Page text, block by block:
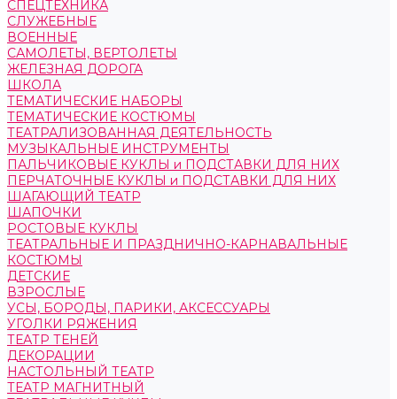
СПЕЦТЕХНИКА
СЛУЖЕБНЫЕ
ВОЕННЫЕ
САМОЛЕТЫ, ВЕРТОЛЕТЫ
ЖЕЛЕЗНАЯ ДОРОГА
ШКОЛА
ТЕМАТИЧЕСКИЕ НАБОРЫ
ТЕМАТИЧЕСКИЕ КОСТЮМЫ
ТЕАТРАЛИЗОВАННАЯ ДЕЯТЕЛЬНОСТЬ
МУЗЫКАЛЬНЫЕ ИНСТРУМЕНТЫ
ПАЛЬЧИКОВЫЕ КУКЛЫ и ПОДСТАВКИ ДЛЯ НИХ
ПЕРЧАТОЧНЫЕ КУКЛЫ и ПОДСТАВКИ ДЛЯ НИХ
ШАГАЮЩИЙ ТЕАТР
ШАПОЧКИ
РОСТОВЫЕ КУКЛЫ
ТЕАТРАЛЬНЫЕ И ПРАЗДНИЧНО-КАРНАВАЛЬНЫЕ
КОСТЮМЫ
ДЕТСКИЕ
ВЗРОСЛЫЕ
УСЫ, БОРОДЫ, ПАРИКИ, АКСЕССУАРЫ
УГОЛКИ РЯЖЕНИЯ
ТЕАТР ТЕНЕЙ
ДЕКОРАЦИИ
НАСТОЛЬНЫЙ ТЕАТР
ТЕАТР МАГНИТНЫЙ